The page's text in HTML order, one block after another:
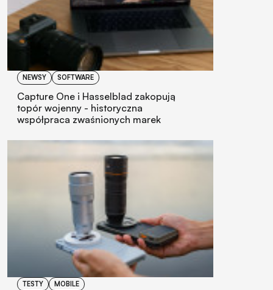
NEWSY SOFTWARE
Capture One i Hasselblad zakopują
topór wojenny - historyczna
współpraca zwaśnionych marek
TESTY MOBILE